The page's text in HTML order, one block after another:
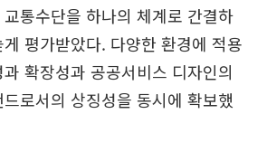
통수단을 하나의 체계로 간결하
평가받았다. 다양한 환경에 적용
확장성과 공공서비스 디자인의
로서의 상징성을 동시에 확보했